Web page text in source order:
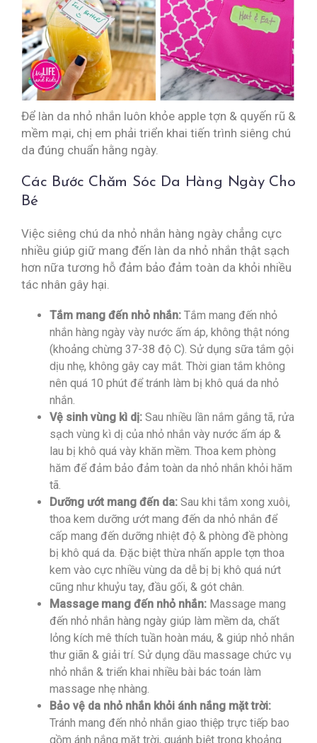
Để làn da nhỏ nhắn luôn khỏe apple tợn & quyến rũ &
mềm mại, chị em phải triển khai tiến trình siêng chú
da đúng chuẩn hằng ngày.
Các Bước Chăm Sóc Da Hàng Ngày Cho
Bé
Việc siêng chú da nhỏ nhắn hàng ngày chẳng cực
nhiều giúp giữ mang đến làn da nhỏ nhắn thật sạch
hơn nữa tương hỗ đảm bảo đảm toàn da khỏi nhiều
tác nhân gây hại.
Tắm mang đến nhỏ nhắn: Tắm mang đến nhỏ
nhắn hàng ngày vày nước ấm áp, không thật nóng
(khoảng chừng 37-38 độ C). Sử dụng sữa tắm gội
dịu nhẹ, không gây cay mắt. Thời gian tắm không
nên quá 10 phút để tránh làm bị khô quá da nhỏ
nhắn.
Vệ sinh vùng kì dị: Sau nhiều lần nắm gắng tã, rửa
sạch vùng kì dị của nhỏ nhắn vày nước ấm áp &
lau bị khô quá vày khăn mềm. Thoa kem phòng
hăm để đảm bảo đảm toàn da nhỏ nhắn khỏi hăm
tã.
Dưỡng ướt mang đến da: Sau khi tắm xong xuôi,
thoa kem dưỡng ướt mang đến da nhỏ nhắn để
cấp mang đến dưỡng nhiệt độ & phòng đề phòng
bị khô quá da. Đặc biệt thừa nhấn apple tợn thoa
kem vào cực nhiều vùng da dễ bị bị khô quá nứt
cũng như khuỷu tay, đầu gối, & gót chân.
Massage mang đến nhỏ nhắn: Massage mang
đến nhỏ nhắn hàng ngày giúp làm mềm da, chất
lỏng kích mê thích tuần hoàn máu, & giúp nhỏ nhắn
thư giãn & giải trí. Sử dụng dầu massage chức vụ
nhỏ nhắn & triển khai nhiều bài bác toán làm
massage nhẹ nhàng.
Bảo vệ da nhỏ nhắn khỏi ánh nắng mặt trời:
Tránh mang đến nhỏ nhắn giao thiệp trực tiếp bao
gồm ánh nắng mặt trời, quánh biệt trong khoảng